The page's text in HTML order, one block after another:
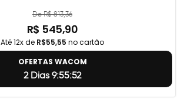
De R$ 813,36
R$ 545,90
Até 12x de R$55,55 no cartão
OFERTAS WACOM
2 Dias 9:55:51